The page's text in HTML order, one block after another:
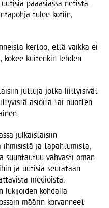
pää­asias­sa netis­tä.
tulee kotiin,
ker­too, että vaik­ka ei
kokee kui­ten­kin leh­den
jut­tu­ja jot­ka liit­tyi­si­vät
asioi­ta tai nuor­ten
jul­kais­tai­siin
ja tapah­tu­mis­ta,
suun­tau­tuu vah­vas­ti oman
ja uuti­sia seu­ra­taan
mediois­ta.
luki­joi­den koh­dal­la
mää­rin kor­van­neet